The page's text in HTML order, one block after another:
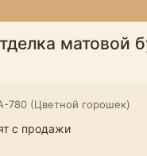
матовой
780 (Цветной горошек)
с продажи